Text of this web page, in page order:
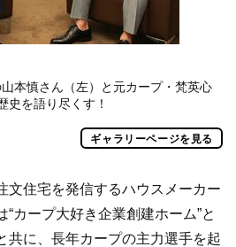
本慎さん（左）と元カープ・梵英心
史を語り尽くす！
ギャラリーページを見る
住宅を発信するハウスメーカー
“カープ大好き企業創建ホーム”と
共に、長年カープの主力選手を起